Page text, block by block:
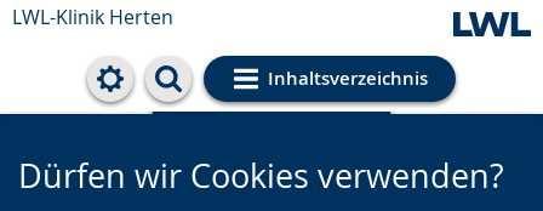
LWL-Klinik Herten
Inhaltsverzeichnis
Cookie-Einstellungen
Dürfen wir Cookies verwenden?